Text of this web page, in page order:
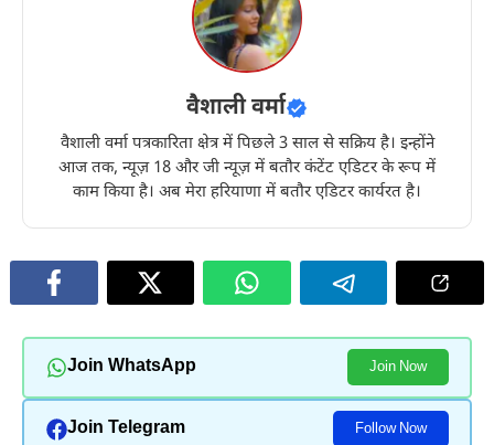
वैशाली वर्मा
वैशाली वर्मा पत्रकारिता क्षेत्र में पिछले 3 साल से सक्रिय है। इन्होंने
आज तक, न्यूज़ 18 और जी न्यूज़ में बतौर कंटेंट एडिटर के रूप में
काम किया है। अब मेरा हरियाणा में बतौर एडिटर कार्यरत है।
Join WhatsApp Join Now
Join Telegram Follow Now